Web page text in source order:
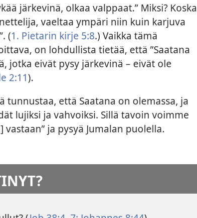
järkevinä, olkaa valppaat.” Miksi? Koska
vaeltaa ympäri niin kuin karjuva
(1. Pietarin kirje 5:8.) Vaikka tämä
on lohdullista tietää, että ”Saatana
jotka eivät pysy järkevinä – eivät ole
2:11).
tunnustaa, että Saatana on olemassa, ja
lujiksi ja vahvoiksi. Sillä tavoin voimme
vastaan” ja pysyä Jumalan puolella.